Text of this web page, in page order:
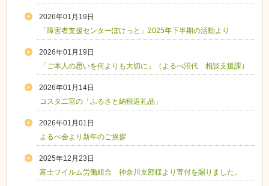
2026年01月19日
「障害者支援センターぽけっと」2025年下半期の活動より
2026年01月19日
「ご本人の思いを何よりも大切に」（よるべ沼代 相談支援課）
2026年01月14日
コスタ二宮の「ふるさと納税返礼品」
2026年01月01日
よるべ会より新年のご挨拶
2025年12月23日
富士フイルム労働組合 神奈川支部様より寄付を賜りました。